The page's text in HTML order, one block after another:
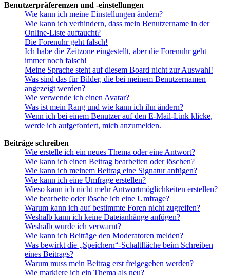
Benutzerpräferenzen und -einstellungen
Wie kann ich meine Einstellungen ändern?
Wie kann ich verhindern, dass mein Benutzername in der
Online-Liste auftaucht?
Die Forenuhr geht falsch!
Ich habe die Zeitzone eingestellt, aber die Forenuhr geht
immer noch falsch!
Meine Sprache steht auf diesem Board nicht zur Auswahl!
Was sind das für Bilder, die bei meinem Benutzernamen
angezeigt werden?
Wie verwende ich einen Avatar?
Was ist mein Rang und wie kann ich ihn ändern?
Wenn ich bei einem Benutzer auf den E-Mail-Link klicke,
werde ich aufgefordert, mich anzumelden.
Beiträge schreiben
Wie erstelle ich ein neues Thema oder eine Antwort?
Wie kann ich einen Beitrag bearbeiten oder löschen?
Wie kann ich meinem Beitrag eine Signatur anfügen?
Wie kann ich eine Umfrage erstellen?
Wieso kann ich nicht mehr Antwortmöglichkeiten erstellen?
Wie bearbeite oder lösche ich eine Umfrage?
Warum kann ich auf bestimmte Foren nicht zugreifen?
Weshalb kann ich keine Dateianhänge anfügen?
Weshalb wurde ich verwarnt?
Wie kann ich Beiträge den Moderatoren melden?
Was bewirkt die „Speichern“-Schaltfläche beim Schreiben
eines Beitrags?
Warum muss mein Beitrag erst freigegeben werden?
Wie markiere ich ein Thema als neu?